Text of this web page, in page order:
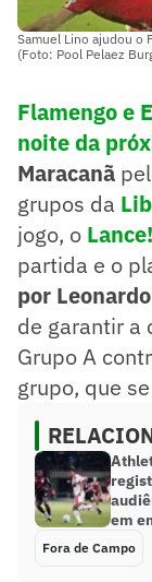
Samuel Lino ajudou o
(Foto: Pool Pelaez
Flamengo e
noite da
Maracanã
grupos da
jogo, o Lance!
partida e o
por
de garantir a
Grupo A
grupo, que
em
Fora de Campo